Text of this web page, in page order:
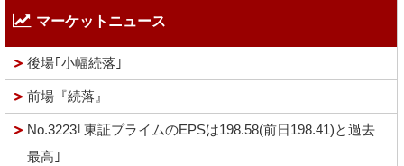
マーケットニュース
後場｢小幅続落｣
前場『続落』
No.3223｢東証プライムのEPSは198.58(前日198.41)と過去
最高｣